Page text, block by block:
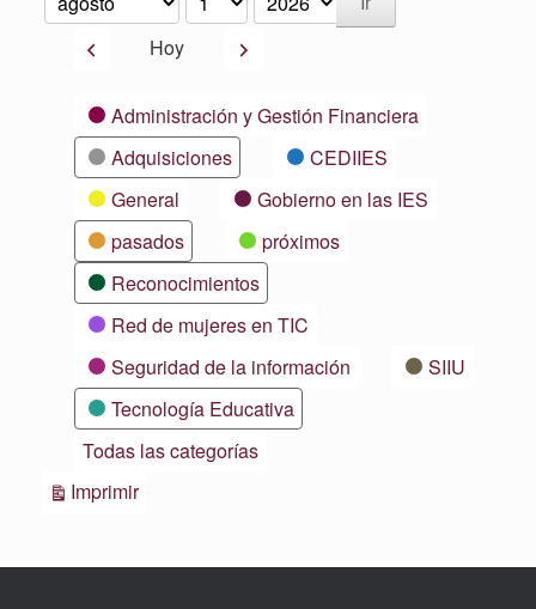
Mes
Día
Año
AnteriorHoy Siguiente
CategoríasAdministración y Gestión Financiera
Adquisiciones
CEDIIES
General
Gobierno en las IES
pasados
próximos
Reconocimientos
Red de mujeres en TIC
Seguridad de la información
SIIU
Tecnología Educativa
Todas las categorías
ImprimirVistas